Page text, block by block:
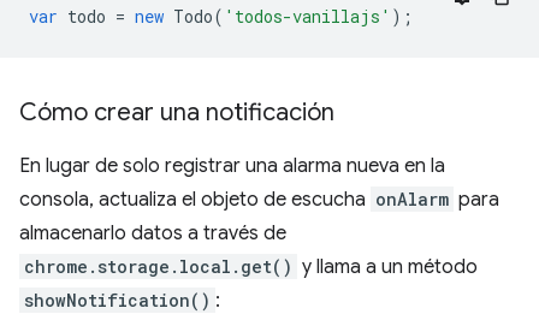
var todo = new Todo( 'todos-vanillajs' );
Cómo crear una notificación
En lugar de solo registrar una alarma nueva en la
consola, actualiza el objeto de escucha onAlarm para
almacenarlo datos a través de
chrome.storage.local.get() y llama a un método
showNotification() :